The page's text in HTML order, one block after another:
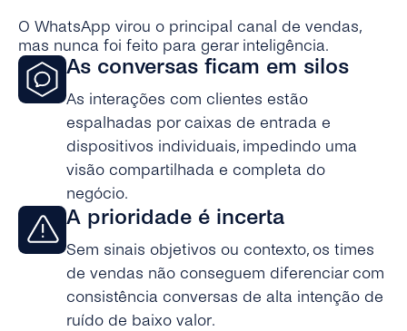
O WhatsApp virou o principal canal de vendas,
mas nunca foi feito para gerar inteligência.
As conversas ficam em silos
As interações com clientes estão
espalhadas por caixas de entrada e
dispositivos individuais, impedindo uma
visão compartilhada e completa do
negócio.
A prioridade é incerta
Sem sinais objetivos ou contexto, os times
de vendas não conseguem diferenciar com
consistência conversas de alta intenção de
ruído de baixo valor.